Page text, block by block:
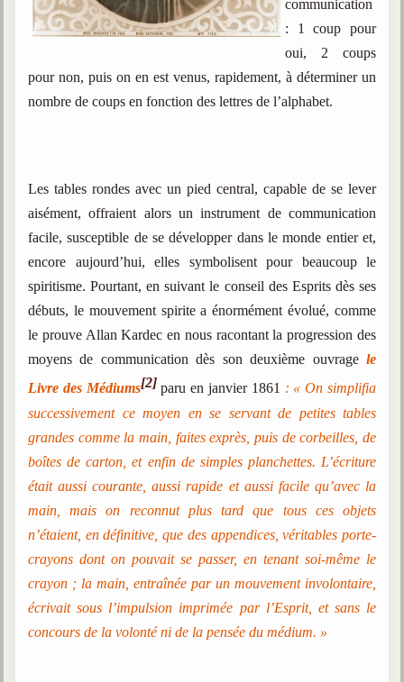
Posez votre question
Photos et vidéoscope
Galerie photos
Filmothèque
Vidéos courtes de Divaldo
Centres spirites
France
Belgique, Lux. et Canada
Fédérations spirites
Médias spirites
@
communication
: 1 coup pour
oui, 2 coups
pour non, puis on en est venus, rapidement, à déterminer un
nombre de coups en fonction des lettres de l’alphabet.
Les tables rondes avec un pied central, capable de se lever
aisément, offraient alors un instrument de communication
facile, susceptible de se développer dans le monde entier et,
encore aujourd’hui, elles symbolisent pour beaucoup le
spiritisme. Pourtant, en suivant le conseil des Esprits dès ses
débuts, le mouvement spirite a énormément évolué, comme
le prouve Allan Kardec en nous racontant la progression des
moyens de communication dès son deuxième ouvrage le
Livre des Médiums[2] paru en janvier 1861 : « On simplifia
successivement ce moyen en se servant de petites tables
grandes comme la main, faites exprès, puis de corbeilles, de
boîtes de carton, et enfin de simples planchettes. L’écriture
était aussi courante, aussi rapide et aussi facile qu’avec la
main, mais on reconnut plus tard que tous ces objets
n’étaient, en définitive, que des appendices, véritables porte-
crayons dont on pouvait se passer, en tenant soi-même le
crayon ; la main, entraînée par un mouvement involontaire,
écrivait sous l’impulsion imprimée par l’Esprit, et sans le
concours de la volonté ni de la pensée du médium. »